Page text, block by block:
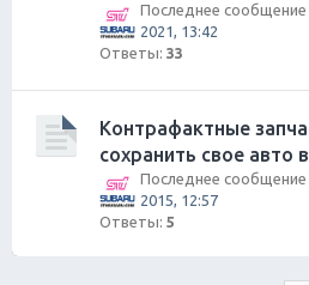
Последнее сообщение
2021, 13:42
Ответы: 33
Контрафактные
сохранить свое авто
Последнее сообщение
2015, 12:57
Ответы: 5